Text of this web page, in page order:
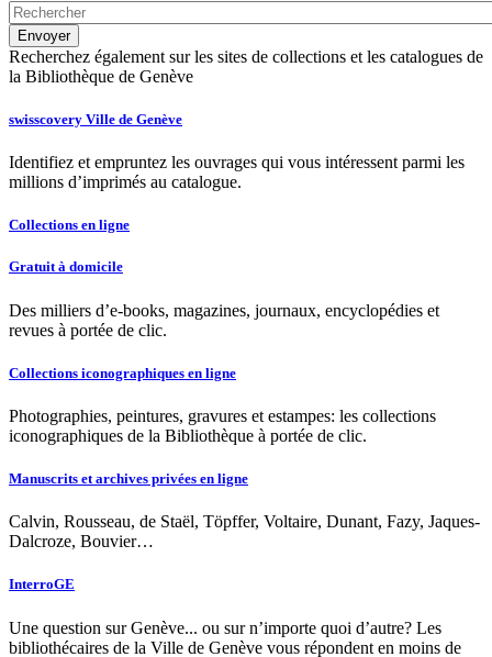
Recherchez également sur les sites de collections et les catalogues de
la Bibliothèque de Genève
swisscovery Ville de Genève
Identifiez et empruntez les ouvrages qui vous intéressent parmi les
millions d’imprimés au catalogue.
Collections en ligne
Gratuit à domicile
Des milliers d’e-books, magazines, journaux, encyclopédies et
revues à portée de clic.
Collections iconographiques en ligne
Photographies, peintures, gravures et estampes: les collections
iconographiques de la Bibliothèque à portée de clic.
Manuscrits et archives privées en ligne
Calvin, Rousseau, de Staël, Töpffer, Voltaire, Dunant, Fazy, Jaques-
Dalcroze, Bouvier…
InterroGE
Une question sur Genève... ou sur n’importe quoi d’autre? Les
bibliothécaires de la Ville de Genève vous répondent en moins de